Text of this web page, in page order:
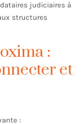
judiciaires à
structures
:
et
: